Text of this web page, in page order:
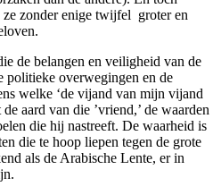
ze zonder enige twijfel groter en
de belangen en veiligheid van de
politieke overwegingen en de
welke ‘de vijand van mijn vijand
aard van die ’vriend,’ de waarden
die hij nastreeft. De waarheid is
die te hoop liepen tegen de grote
als de Arabische Lente, er in